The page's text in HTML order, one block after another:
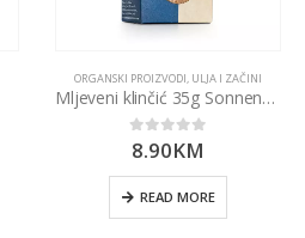
ORGANSKI PROIZVODI, ULJA I ZAČINI
Mljeveni klinčić 35g Sonnentor
0out of 5
8.90KM
READ MORE